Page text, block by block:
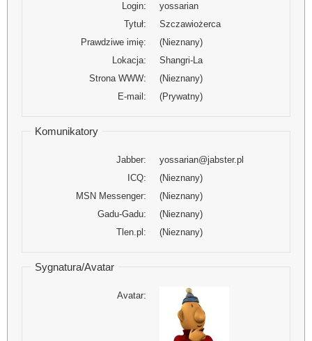
Login:
yossarian
Tytuł:
Szczawiożerca
Prawdziwe imię:
(Nieznany)
Lokacja:
Shangri-La
Strona WWW:
(Nieznany)
E-mail:
(Prywatny)
Komunikatory
Jabber:
yossarian@jabster.pl
ICQ:
(Nieznany)
MSN Messenger:
(Nieznany)
Gadu-Gadu:
(Nieznany)
Tlen.pl:
(Nieznany)
Sygnatura/Avatar
Avatar: